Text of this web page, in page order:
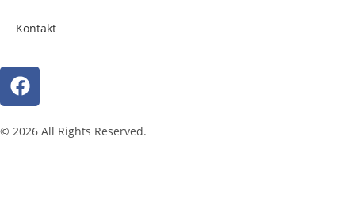
Kontakt
© 2026 All Rights Reserved.